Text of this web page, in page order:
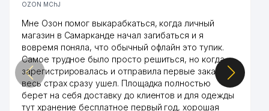
OZON MChJ
Мне Озон помог выкарабкаться, когда личный
магазин в Самарканде начал загибаться и я
вовремя поняла, что обычный офлайн это тупик.
Самое трудное было просто решиться, но когда
зарегистрировалась и отправила первые заказы,
весь страх сразу ушел. Площадка полностью
берет на себя доставку до клиентов и для одежды
тут хранение бесплатное первый год, хорошая